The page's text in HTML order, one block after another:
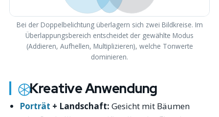
Bei der Doppelbelichtung überlagern sich zwei Bildkreise. Im
Überlappungsbereich entscheidet der gewählte Modus
(Addieren, Aufhellen, Multiplizieren), welche Tonwerte
dominieren.
Kreative Anwendung
Porträt + Landschaft: Gesicht mit Bäumen